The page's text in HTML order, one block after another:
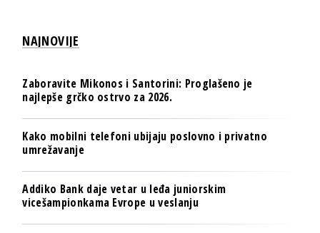
NAJNOVIJE
Zaboravite Mikonos i Santorini: Proglašeno je
najlepše grčko ostrvo za 2026.
Kako mobilni telefoni ubijaju poslovno i privatno
umrežavanje
Addiko Bank daje vetar u leđa juniorskim
vicešampionkama Evrope u veslanju